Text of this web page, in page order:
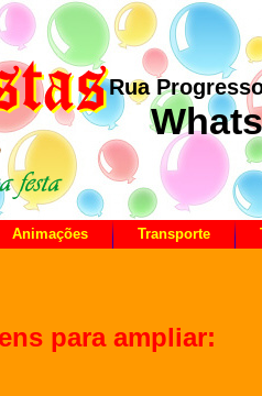
Rua
Animações Transporte
para ampliar: